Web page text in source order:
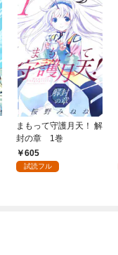
まもって守護月天！ 解
封の章 1巻
605
試読フル